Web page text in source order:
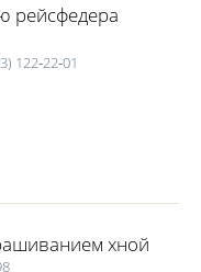
рейсфедера
122‑22‑01
хной